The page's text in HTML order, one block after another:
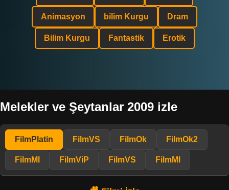
Animasyon bilim Kurgu Dram
Bilim Kurgu Fantastik Erotik
Melekler ve Şeytanlar 2009 izle
FilmPlatin FilmVS FilmOk FilmOk2
FilmMl FilmViP FilmVS FilmMl